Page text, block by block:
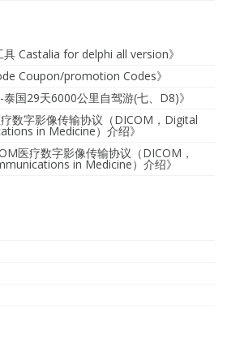
具 Castalia for delphi all version》
Coupon/promotion Codes》
泰国29天6000公里自驾游(七、D8)》
数字影像传输协议（DICOM，Digital
in Medicine）介绍》
医疗数字影像传输协议（DICOM，
in Medicine）介绍》